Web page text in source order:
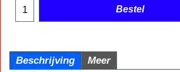
Bestel
Beschrijving Meer